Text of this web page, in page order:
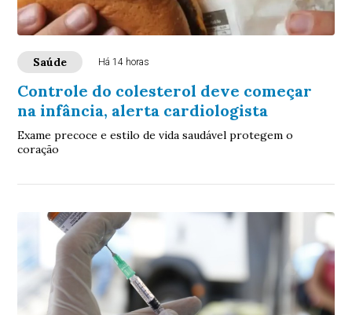
Saúde Há 14 horas
Controle do colesterol deve começar
na infância, alerta cardiologista
Exame precoce e estilo de vida saudável protegem o
coração